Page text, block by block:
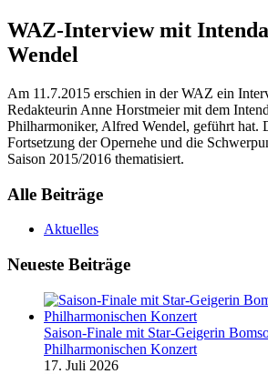
WAZ-Interview mit
Wendel
Am 11.7.2015 erschien in der WAZ ein
Redakteurin Anne Horstmeier mit dem
Philharmoniker, Alfred Wendel, geführt hat.
Fortsetzung der Opernehe und die
Saison 2015/2016 thematisiert.
Alle Beiträge
Aktuelles
Neueste Beiträge
Saison-Finale mit Star-Geigerin
Philharmonischen Konzert
17. Juli 2026